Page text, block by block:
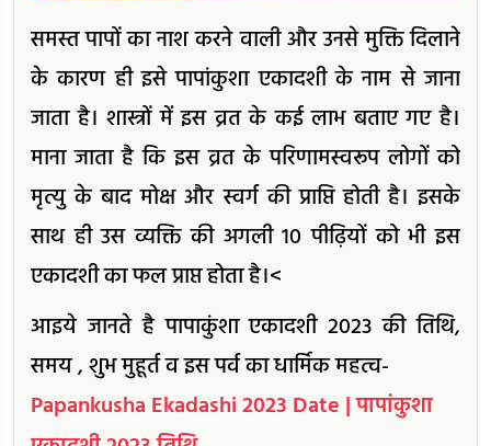
समस्त पापों का नाश करने वाली और उनसे मुक्ति दिलाने
के कारण ही इसे पापांकुशा एकादशी के नाम से जाना
जाता है। शास्त्रों में इस व्रत के कई लाभ बताए गए है।
माना जाता है कि इस व्रत के परिणामस्वरूप लोगों को
मृत्यु के बाद मोक्ष और स्वर्ग की प्राप्ति होती है। इसके
साथ ही उस व्यक्ति की अगली 10 पीढ़ियों को भी इस
एकादशी का फल प्राप्त होता है।<
आइये जानते है पापाकुंशा एकादशी 2023 की तिथि,
समय , शुभ मुहूर्त व इस पर्व का धार्मिक महत्व-
Papankusha Ekadashi 2023 Date | पापांकुशा